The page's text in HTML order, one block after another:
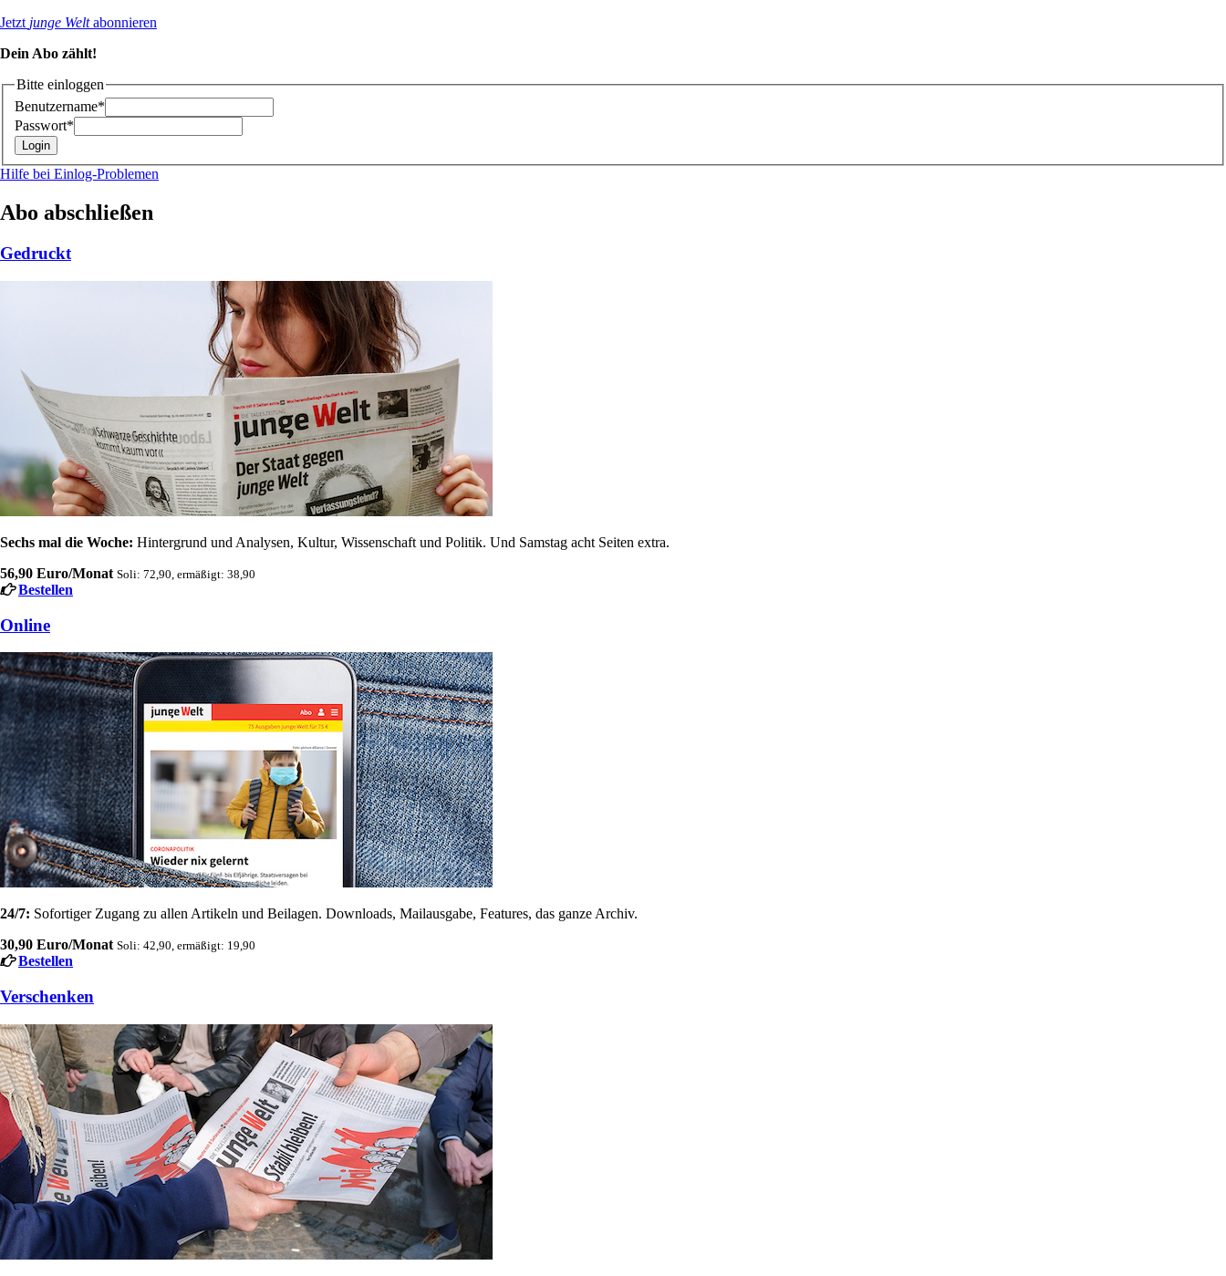
Jetzt junge Weltabonnieren
Dein Abo zählt!
Bitte einloggen
Benutzername*
Passwort*
Hilfe bei Einlog-Problemen
Abo abschließen
Gedruckt
Sechs mal die Woche: Hintergrund und Analysen, Kultur, Wissenschaft und Politik. Und Samstag acht Seiten extra.
56,90 Euro/Monat Soli: 72,90, ermäßigt: 38,90
Bestellen
Online
24/7: Sofortiger Zugang zu allen Artikeln und Beilagen. Downloads, Mailausgabe, Features, das ganze Archiv.
30,90 Euro/Monat Soli: 42,90, ermäßigt: 19,90
Bestellen
Verschenken